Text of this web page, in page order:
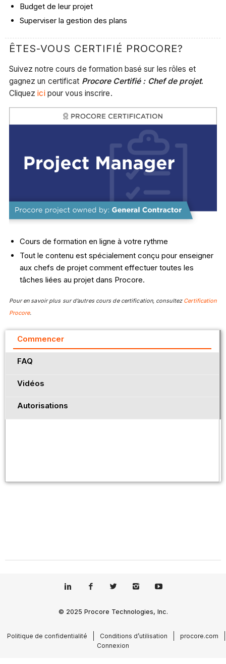
Budget de leur projet
Superviser la gestion des plans
ÊTES-VOUS CERTIFIÉ PROCORE?
Suivez notre cours de formation basé sur les rôles et
gagnez un certificat Procore Certifié : Chef de projet.
Cliquezici pour vous inscrire.
Cours de formation en ligne à votre rythme
Tout le contenu est spécialement conçu pour enseigner
aux chefs de projet comment effectuer toutes les
tâches liées au projet dans Procore.
Pour en savoir plus sur d’autres cours de certification, consultez Certification
Procore.
Commencer
FAQ
Vidéos
Autorisations
© 2025 Procore Technologies, Inc.
Politique de confidentialité Conditions d’utilisation
procore.com
Connexion